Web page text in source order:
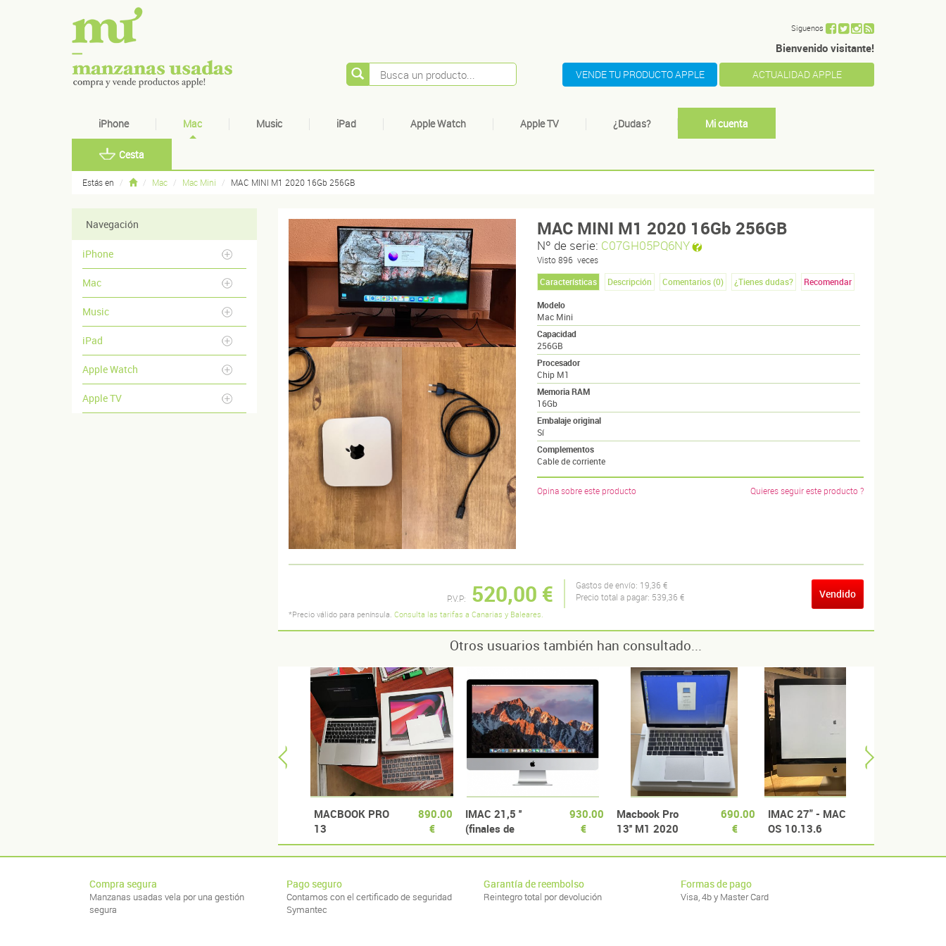
Siguenos
Bienvenido visitante!
VENDE TU PRODUCTO APPLE ACTUALIDAD APPLE
iPhone Mac Music iPad Apple Watch Apple TV ¿Dudas? Mi cuenta
Cesta
Estás en Mac Mac Mini MAC MINI M1 2020 16Gb 256GB
Navegación
iPhone
Mac
Music
iPad
Apple Watch
Apple TV
MAC MINI M1 2020 16Gb 256GB
Nº de serie: C07GH05PQ6NY
Visto896 veces
Características
Descripción Comentarios (0) ¿Tienes dudas? Recomendar
Modelo
Mac Mini
Capacidad
256GB
Procesador
Chip M1
Memoria RAM
16Gb
Embalaje original
Sí
Complementos
Cable de corriente
Opina sobre este producto Quieres seguir este producto ?
P.V.P: 520,00 € Gastos de envío: 19,36 €
Precio total a pagar: 539,36 € Vendido
*Precio válido para península. Consulta las tarifas a Canarias y Baleares.
Otros usuarios también han consultado...
MACBOOK PRO
13
890.00
€
IMAC 21,5 ''
(finales de
2015). 8GB
500Gb
930.00
€
Macbook Pro
13'' M1 2020
690.00
€
IMAC 27" - MAC
OS 10.13.6
BUEN ESTADO
FUNCIONAMIENTO
Compra segura
Manzanas usadas vela por una gestión
segura
Pago seguro
Contamos con el certificado de seguridad
Symantec
Garantía de reembolso
Reintegro total por devolución
Formas de pago
Visa, 4b y Master Card